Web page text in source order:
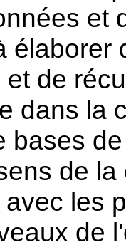
et
élaborer
de
dans la
bases
de
les
de